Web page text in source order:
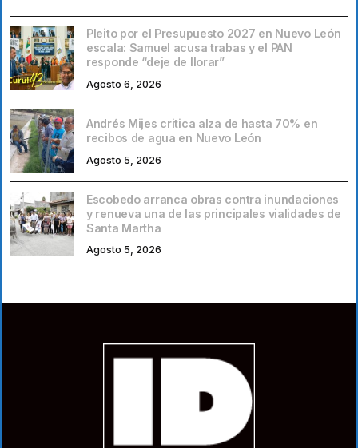
Pleito por el Presupuesto 2027 en Nuevo León
escala: Samuel acusa trabas y el PAN
responde “deje de llorar”
Agosto 6, 2026
Andrés Mijes critica alza de hasta 70% en
recibos de agua en Nuevo León
Agosto 5, 2026
Escobedo arranca obras contra inundaciones
y renueva una de las principales vialidades de
Santa Martha
Agosto 5, 2026